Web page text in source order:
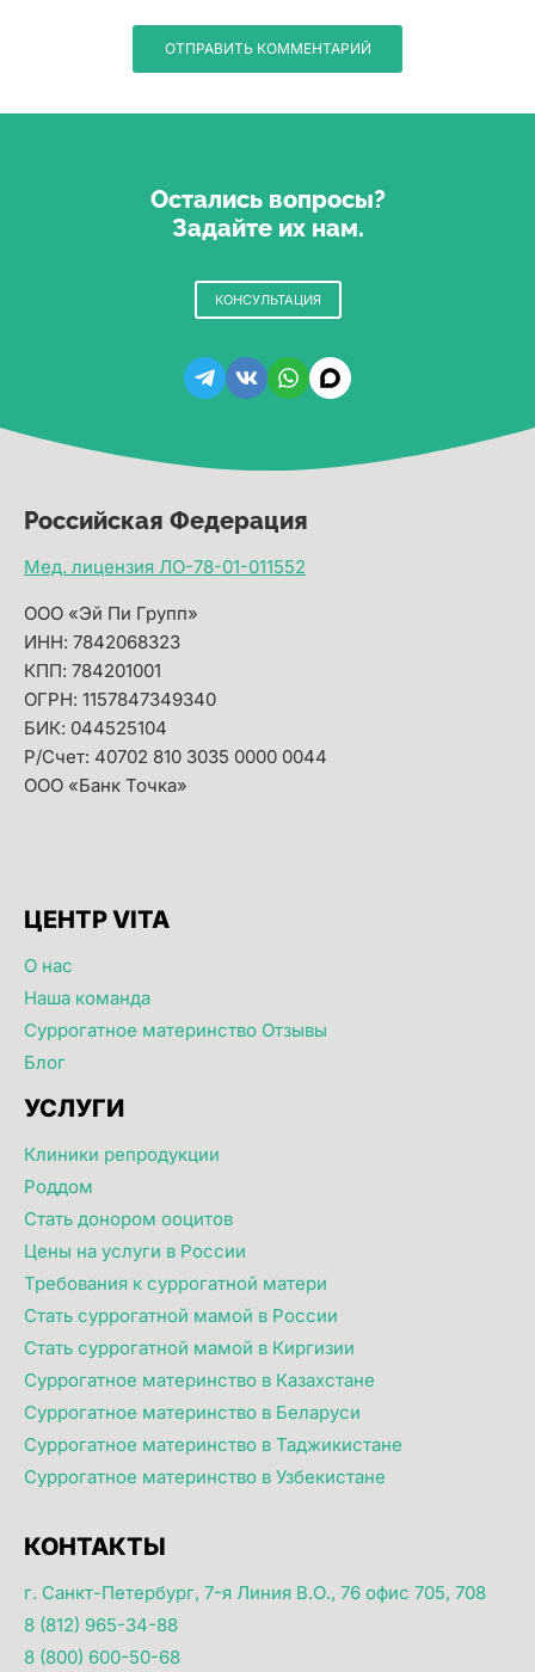
Остались вопросы?
Задайте их нам.
КОНСУЛЬТАЦИЯ
Российская Федерация
Мед. лицензия ЛО-78-01-011552
ООО «Эй Пи Групп»
ИНН: 7842068323
КПП: 784201001
ОГРН: 1157847349340
БИК: 044525104
Р/Счет: 40702 810 3035 0000 0044
ООО «Банк Точка»
ЦЕНТР VITA
О нас
Наша команда
Суррогатное материнство Отзывы
Блог
УСЛУГИ
Клиники репродукции
Роддом
Стать донором ооцитов
Цены на услуги в России
Требования к суррогатной матери
Стать суррогатной мамой в России
Стать суррогатной мамой в Киргизии
Суррогатное материнство в Казахстане
Суррогатное материнство в Беларуси
Суррогатное материнство в Таджикистане
Суррогатное материнство в Узбекистане
КОНТАКТЫ
г. Санкт-Петербург, 7-я Линия В.О., 76 офис 705, 708
8 (812) 965-34-88
8 (800) 600-50-68